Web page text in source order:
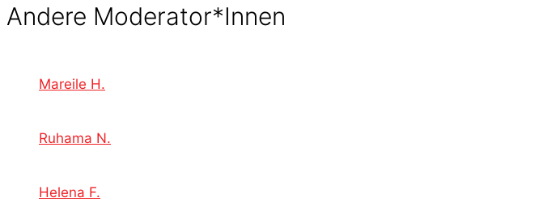
Andere Moderator*Innen
Mareile H.
Ruhama N.
Helena F.